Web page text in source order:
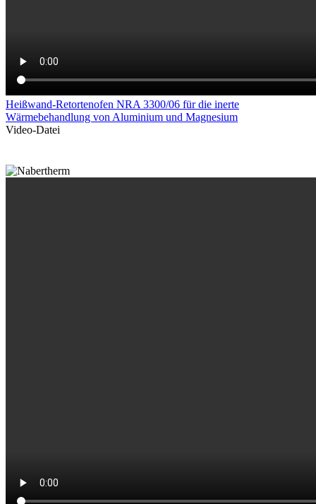
Heißwand-Retortenofen NRA 3300/06 für die inerte
Wärmebehandlung von Aluminium und Magnesium
Video-Datei